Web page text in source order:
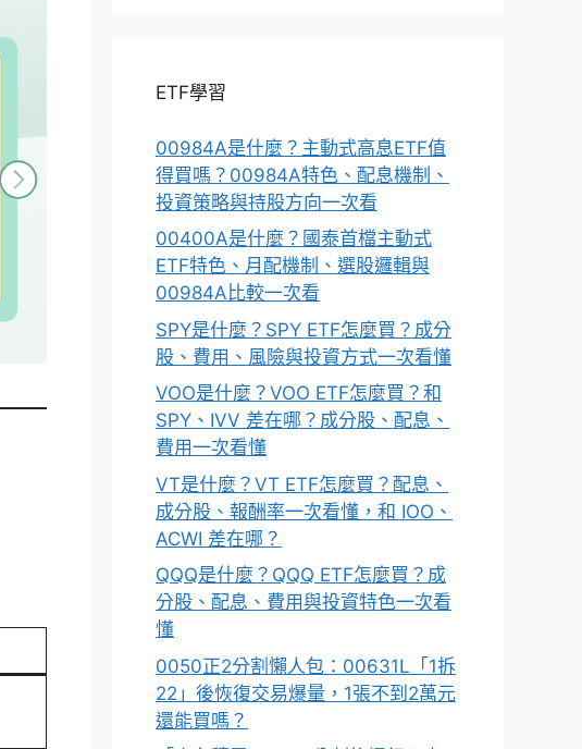
ETF學習
00984A是什麼？主動式高息ETF值
得買嗎？00984A特色、配息機制、
投資策略與持股方向一次看
00400A是什麼？國泰首檔主動式
ETF特色、月配機制、選股邏輯與
00984A比較一次看
SPY是什麼？SPY ETF怎麼買？成分
股、費用、風險與投資方式一次看懂
VOO是什麼？VOO ETF怎麼買？和
SPY、IVV 差在哪？成分股、配息、
費用一次看懂
VT是什麼？VT ETF怎麼買？配息、
成分股、報酬率一次看懂，和 IOO、
ACWI 差在哪？
QQQ是什麼？QQQ ETF怎麼買？成
分股、配息、費用與投資特色一次看
懂
0050正2分割懶人包：00631L「1拆
22」後恢復交易爆量，1張不到2萬元
還能買嗎？